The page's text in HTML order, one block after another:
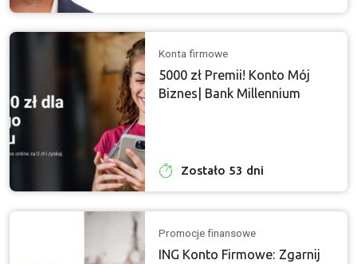
Konta firmowe
5000 zł Premii! Konto Mój
Biznes| Bank Millennium
Zostało 53 dni
Promocje finansowe
ING Konto Firmowe: Zgarnij